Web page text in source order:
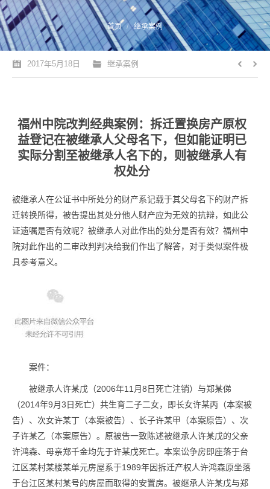
您的位置： 首页 继承案例
2017年5月18日 继承案例
福州中院改判经典案例：拆迁置换房产原权
益登记在被继承人父母名下，但如能证明已
实际分割至被继承人名下的，则被继承人有
权处分
被继承人在公证书中所处分的财产系记载于其父母名下的财产拆
迁转换所得，被告提出其处分他人财产应为无效的抗辩，如此公
证遗嘱是否有效呢？被继承人对此作出的处分是否有效？福州中
院对此作出的二审改判判决给我们作出了解答，对于类似案件极
具参考意义。
案件：
被继承人许某戊（2006年11月8日死亡注销）与郑某俤
（2014年9月3日死亡）共生育二子二女，即长女许某丙（本案被
告）、次女许某丁（本案被告）、长子许某甲（本案原告）、次
子许某乙（本案原告）。原被告一致陈述被继承人许某戊的父亲
许鸿森、母亲郑千金均先于许某戊死亡。本案讼争房即座落于台
江区某村某楼某单元房屋系于1989年因拆迁产权人许鸿森原坐落
于台江区某村某号的房屋而取得的安置房。被继承人许某戊与郑